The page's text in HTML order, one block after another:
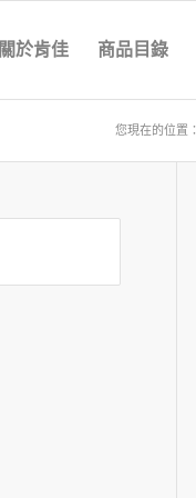
關於肯佳 商品目錄
您現在的位置：